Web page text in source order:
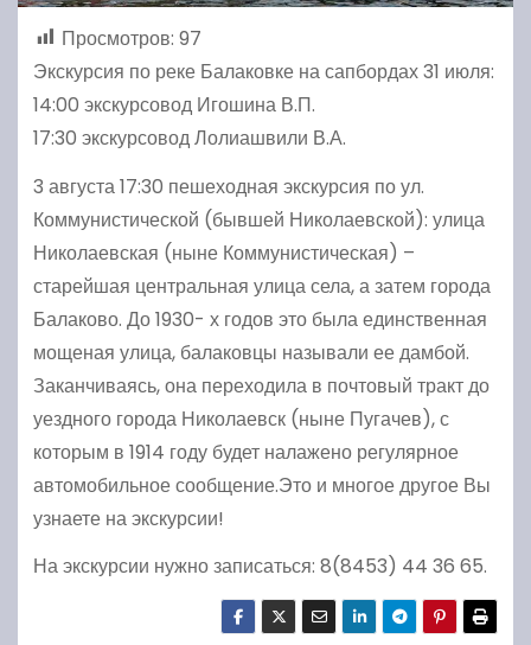
Просмотров: 97
Экскурсия по реке Балаковке на сапбордах 31 июля:
14:00 экскурсовод Игошина В.П.
17:30 экскурсовод Лолиашвили В.А.
3 августа 17:30 пешеходная экскурсия по ул.
Коммунистической (бывшей Николаевской): улица
Николаевская (ныне Коммунистическая) –
старейшая центральная улица села, а затем города
Балаково. До 1930- х годов это была единственная
мощеная улица, балаковцы называли ее дамбой.
Заканчиваясь, она переходила в почтовый тракт до
уездного города Николаевск (ныне Пугачев), с
которым в 1914 году будет налажено регулярное
автомобильное сообщение.Это и многое другое Вы
узнаете на экскурсии!
На экскурсии нужно записаться: 8(8453) 44 36 65.